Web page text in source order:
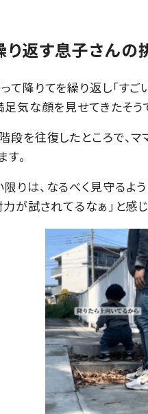
り返す息子さんの
降りてを繰り返し「すご
気な顔を見せてきたそう
を往復したところで、
。
りは、なるべく見守るよ
が試されてるなぁ」と感